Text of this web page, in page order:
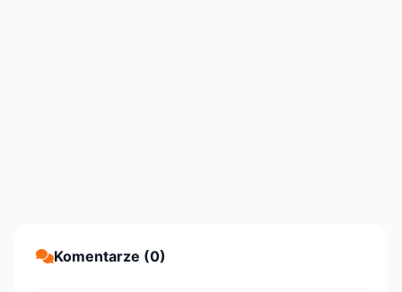
Komentarze (0)